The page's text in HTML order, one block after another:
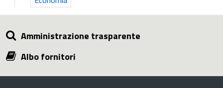
Amministrazione trasparente
Albo fornitori